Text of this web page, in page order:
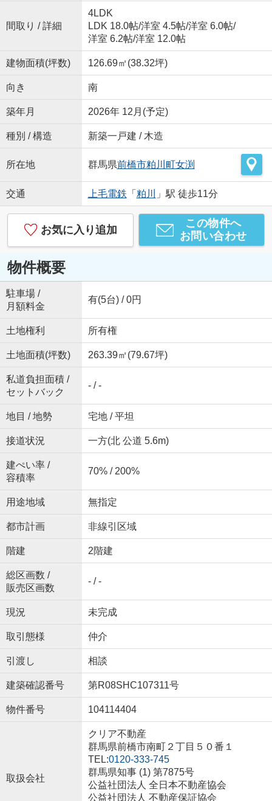
間取り / 詳細
4LDK
LDK 18.0帖/洋室 4.5帖/洋室 6.0帖/
洋室 6.2帖/洋室 12.0帖
建物面積(坪数) 126.69㎡(38.32坪)
向き 南
築年月 2026年 12月(予定)
種別 / 構造 新築一戸建 / 木造
所在地 群馬県前橋市粕川町女渕
交通 上毛電鉄 「 粕川 」駅 徒歩11分
お気に入り追加
この物件へ
お問い合わせ
物件概要
駐車場 /
月額料金
有(5台) / 0円
土地権利 所有権
土地面積(坪数) 263.39㎡(79.67坪)
私道負担面積 /
セットバック
- / -
地目 / 地勢 宅地 / 平坦
接道状況 一方(北 公道 5.6m)
建ぺい率 /
容積率
70% / 200%
用途地域 無指定
都市計画 非線引区域
階建 2階建
総区画数 /
販売区画数
- / -
現況 未完成
取引態様 仲介
引渡し 相談
建築確認番号 第R08SHC107311号
物件番号 104114404
取扱会社
クリア不動産
群馬県前橋市南町２丁目５０番１
TEL:0120-333-745
群馬県知事 (1) 第7875号
公益社団法人 全日本不動産協会
公益社団法人 不動産保証協会